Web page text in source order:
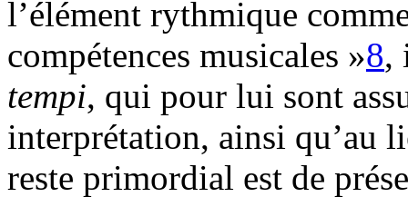
l’élément rythmique
compétences musicales »8,
tempi, qui pour lui sont
interprétation, ainsi qu’au
reste primordial est de